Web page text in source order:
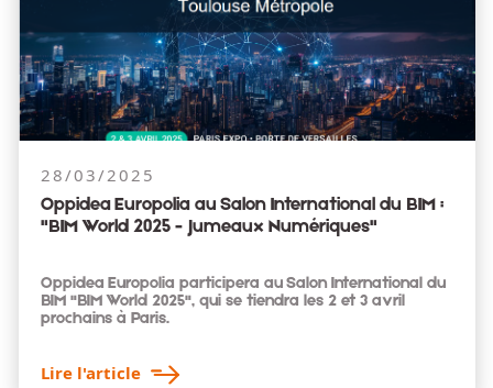
28/03/2025
Oppidea Europolia au Salon International du BIM :
"BIM World 2025 - Jumeaux Numériques"
Oppidea Europolia participera au Salon International du
BIM "BIM World 2025", qui se tiendra les 2 et 3 avril
prochains à Paris.
Lire l'article